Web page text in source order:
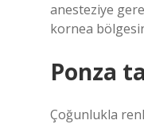
anesteziye
kornea
Ponza
Çoğunlukla